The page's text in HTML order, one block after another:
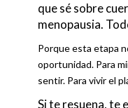
que sé sobre
menopausia.
Porque esta etapa
oportunidad. Para
sentir. Para vivir el
Si te resuena, te